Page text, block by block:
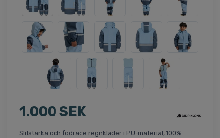
1.000 SEK
Slitstarka och fodrade regnkläder i PU-material, 100%